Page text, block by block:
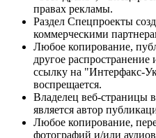
правах рекламы.
Раздел Спецпроекты
коммерческими
Любое копирование,
другое
ссылку на "Интерфакс-
воспрещается.
Владелец веб-страницы
является автор
Любое копирование,
фотографий и/или